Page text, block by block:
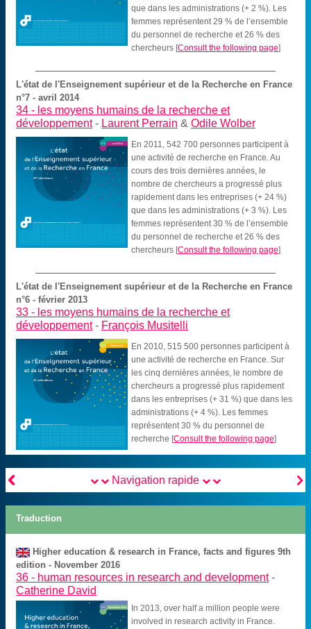
que dans les administrations (+ 2 %). Les
femmes représentent 29 % de l’ensemble
du personnel de recherche et 26 % des
chercheurs [Consult the following page]
L'état de l'Enseignement supérieur et de la Recherche en France
n°7 - avril 2014
34 - les moyens humains de la recherche et
développement- Laurent Perrain &Odile Wolber
En 2011, 542 700 personnes participent à
une activité de recherche en France. Au
cours des trois dernières années, le
nombre de chercheurs a progressé plus
rapidement dans les entreprises (+ 24 %)
que dans les administrations (+ 3 %). Les
femmes représentent 30 % de l’ensemble
du personnel de recherche et 26 % des
chercheurs [Consult the following page]
L'état de l'Enseignement supérieur et de la Recherche en France
n°6 - février 2013
33 - les moyens humains de la recherche et
développement- François Musitelli
En 2010, 515 500 personnes participent à
une activité de recherche en France. Sur
les cinq dernières années, le nombre de
chercheurs a progressé plus rapidement
dans les entreprises (+ 31 %) que dans les
administrations (+ 4 %). Les femmes
représentent 30 % du personnel de
recherche [Consult the following page]
 
Navigation rapide
Traduction
Higher education & research in France, facts and figures 9th
edition - November 2016
36 - human resources in research and development-
Catherine David
In 2013, over half a million people were
involved in research activity in France.